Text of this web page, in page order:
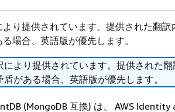
り提供されています。提供された翻
場合、英語版が優先します。
より提供されています。提供された翻
がある場合、英語版が優先します。
(MongoDB 互換) は、 AWS